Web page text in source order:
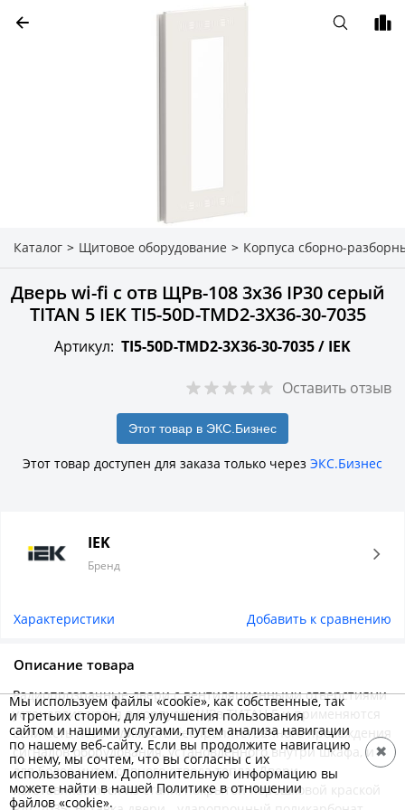
Каталог > Щитовое оборудование > Корпуса сборно-
Дверь wi-fi с отв ЩРв-108 3х36 IP30 серый
TITAN 5 IEK TI5-50D-TMD2-3X36-30-7035
Артикул: TI5-50D-TMD2-3X36-30-7035 / IEK
Оставить отзыв
Этот товар в ЭКС.Бизнес
Этот товар доступен для заказа только через ЭКС.Бизнес
IEK
Бренд
Характеристики Добавить к сравнению
Описание товара
Радиопрозрачные двери с вентиляционными отверстиями
устанавливаются в корпусах ЩРв ТИТАН 5 и применяются
если есть необходимость беспрепятственного прохождения
сигналов оборудования, установленного внутри шкафа, и
для более интенсивного отвода тепла. Двери
изготавливаются из стали, покрытой порошковой краской
Мы используем файлы «cookie», как собственные, так
и третьих сторон, для улучшения пользования
сайтом и нашими услугами, путем анализа навигации
по нашему веб-сайту. Если вы продолжите навигацию
по нему, мы сочтем, что вы согласны с их
использованием. Дополнительную информацию вы
можете найти в нашей Политике в отношении
файлов «cookie».
✖